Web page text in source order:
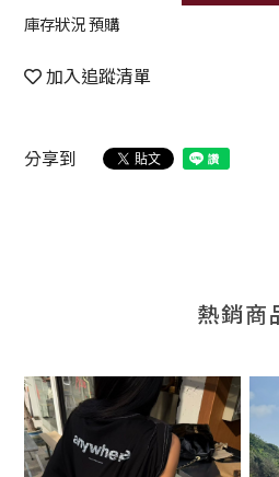
庫存狀況 預購
加入追蹤清單
分享到
熱銷商